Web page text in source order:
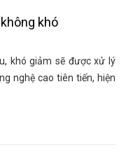
khó
khó giảm sẽ được xử lý
nghệ cao tiên tiến, hiện